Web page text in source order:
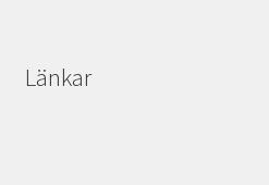
Länkar